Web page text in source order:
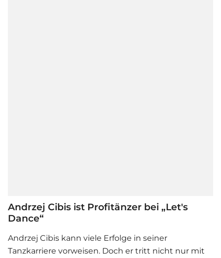
Andrzej Cibis ist Profitänzer bei „Let's
Dance“
Andrzej Cibis kann viele Erfolge in seiner
Tanzkarriere vorweisen. Doch er tritt nicht nur mit